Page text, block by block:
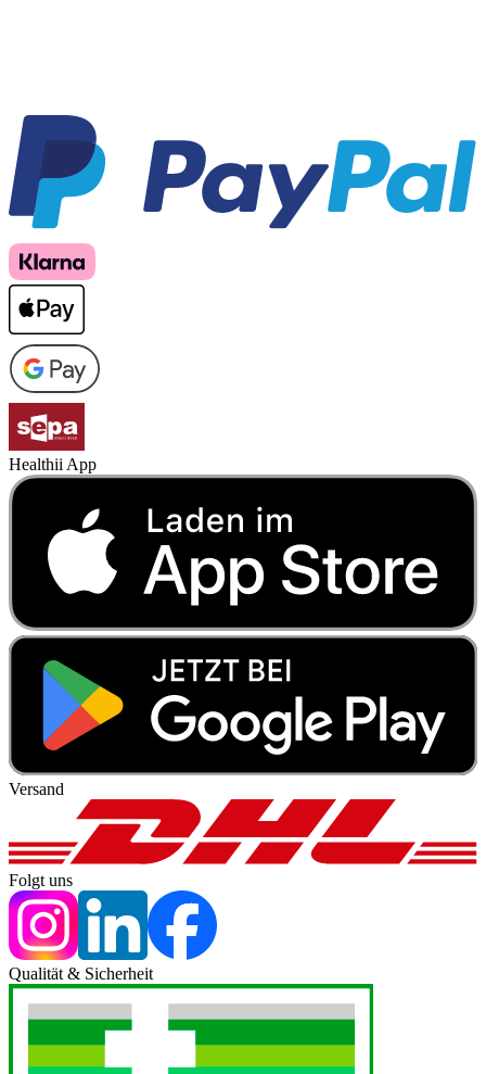
Healthii App
Versand
Folgt uns
Qualität & Sicherheit